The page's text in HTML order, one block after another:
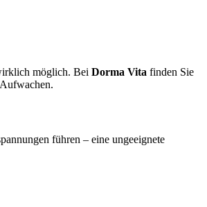
möglich. Bei Dorma Vita finden Sie
führen – eine ungeeignete